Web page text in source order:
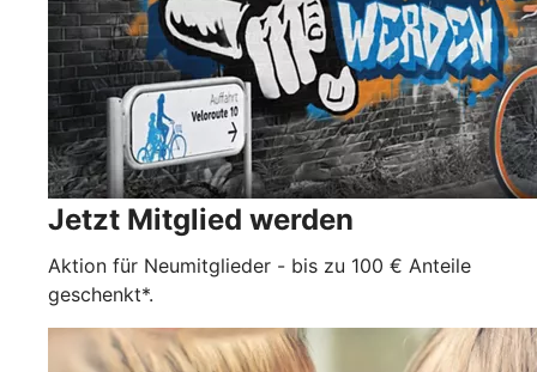
Jetzt Mitglied werden
Aktion für Neumitglieder - bis zu 100 € Anteile
geschenkt*.